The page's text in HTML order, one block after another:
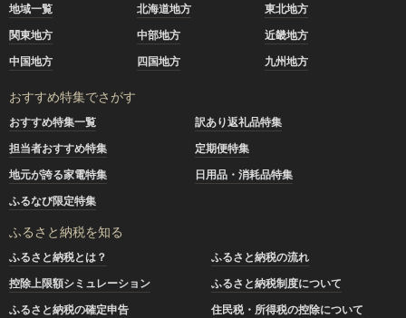
地域一覧 北海道地方
東北地方
関東地方
中部地方
近畿地方
中国地方
四国地方 九州地方
おすすめ特集でさがす
おすすめ特集一覧
訳あり返礼品特集
担当者おすすめ特集
定期便特集
地元が誇る家電特集
日用品・消耗品特集
ふるなび限定特集
ふるさと納税を知る
ふるさと納税とは？
ふるさと納税の流れ
控除上限額シミュレーション
ふるさと納税制度について
ふるさと納税の確定申告
住民税・所得税の控除について